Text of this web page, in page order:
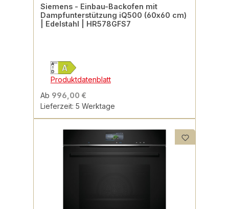
Siemens - Einbau-Backofen mit
Dampfunterstützung iQ500 (60x60 cm)
| Edelstahl | HR578GFS7
Produktdatenblatt
Ab 996,00 €
Lieferzeit: 5 Werktage